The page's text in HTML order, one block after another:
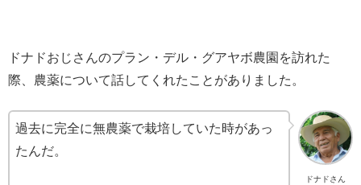
ドナドおじさんのプラン・デル・グアヤボ農園を訪れた
際、農薬について話してくれたことがありました。
ドナドさん
過去に完全に無農薬で栽培していた時があっ
たんだ。